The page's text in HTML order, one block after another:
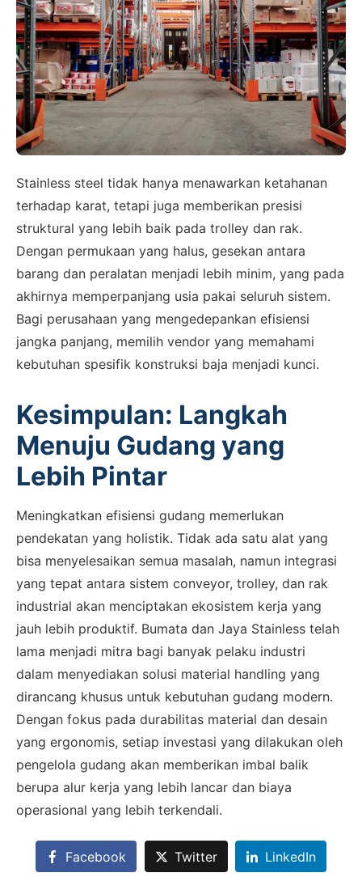
Stainless steel tidak hanya menawarkan ketahanan
terhadap karat, tetapi juga memberikan presisi
struktural yang lebih baik pada trolley dan rak.
Dengan permukaan yang halus, gesekan antara
barang dan peralatan menjadi lebih minim, yang pada
akhirnya memperpanjang usia pakai seluruh sistem.
Bagi perusahaan yang mengedepankan efisiensi
jangka panjang, memilih vendor yang memahami
kebutuhan spesifik konstruksi baja menjadi kunci.
Kesimpulan: Langkah
Menuju Gudang yang
Lebih Pintar
Meningkatkan efisiensi gudang memerlukan
pendekatan yang holistik. Tidak ada satu alat yang
bisa menyelesaikan semua masalah, namun integrasi
yang tepat antara sistem conveyor, trolley, dan rak
industrial akan menciptakan ekosistem kerja yang
jauh lebih produktif. Bumata dan Jaya Stainless telah
lama menjadi mitra bagi banyak pelaku industri
dalam menyediakan solusi material handling yang
dirancang khusus untuk kebutuhan gudang modern.
Dengan fokus pada durabilitas material dan desain
yang ergonomis, setiap investasi yang dilakukan oleh
pengelola gudang akan memberikan imbal balik
berupa alur kerja yang lebih lancar dan biaya
operasional yang lebih terkendali.
Facebook Twitter LinkedIn
SALES ASSISTANCE
Hubungi Tim Sales
Konsultasikan kebutuhan proyek Anda, dapatkan
estimasi cepat via WhatsApp.
Admin 1
6281310045708
CHAT
Admin 2
62811893101